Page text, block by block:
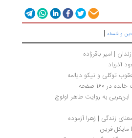
|
باقرزاده
و نیکو دیالمه
به روایت طاهر اولوچ
| زهرا آزموده